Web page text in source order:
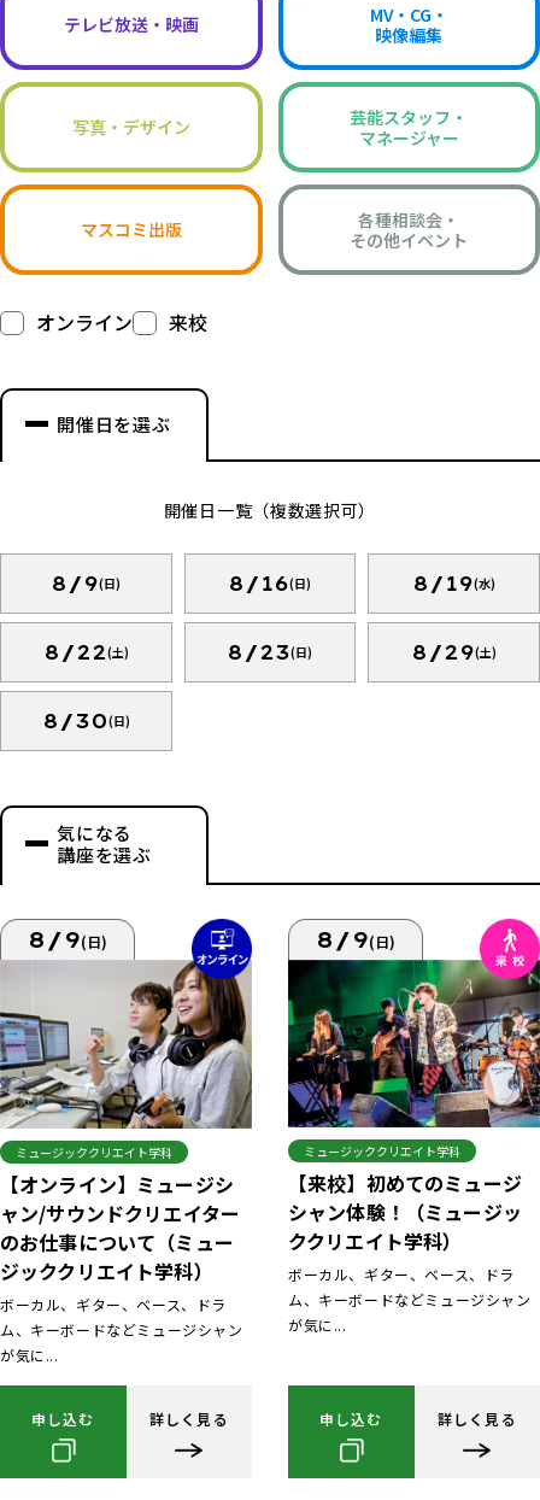
テレビ放送・映画
MV・CG・
映像編集
写真・デザイン
芸能スタッフ・
マネージャー
マスコミ出版
各種相談会・
その他イベント
オンライン 来校
開催日を選ぶ
開催日一覧（複数選択可）
8/9(日) 8/16(日) 8/19(水)
8/22(土) 8/23(日) 8/29(土)
8/30(日)
気になる
講座を選ぶ
8/9(日)
ミュージッククリエイト学科
【オンライン】ミュージシ
ャン/サウンドクリエイター
のお仕事について（ミュー
ジッククリエイト学科）
ボーカル、ギター、ベース、ドラ
ム、キーボードなどミュージシャン
が気に...
申し込む 詳しく見る
8/9(日)
ミュージッククリエイト学科
【来校】初めてのミュージ
シャン体験！（ミュージッ
ククリエイト学科）
ボーカル、ギター、ベース、ドラ
ム、キーボードなどミュージシャン
が気に...
申し込む 詳しく見る